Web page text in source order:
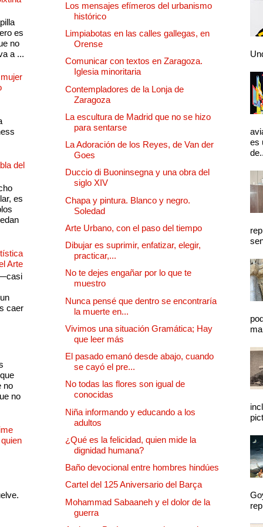
es
no
a ...
del
es
Arte
caer
no
no
Los mensajes efímeros del urbanismo
histórico
Limpiabotas en las calles gallegas, en
Orense
Comunicar con textos en Zaragoza.
Iglesia minoritaria
Contempladores de la Lonja de
Zaragoza
La escultura de Madrid que no se hizo
para sentarse
La Adoración de los Reyes, de Van der
Goes
Duccio di Buoninsegna y una obra del
siglo XIV
Chapa y pintura. Blanco y negro.
Soledad
Arte Urbano, con el paso del tiempo
Dibujar es suprimir, enfatizar, elegir,
practicar,...
No te dejes engañar por lo que te
muestro
Nunca pensé que dentro se encontraría
la muerte en...
Vivimos una situación Gramática; Hay
que leer más
El pasado emanó desde abajo, cuando
se cayó el pre...
No todas las flores son igual de
conocidas
Niña informando y educando a los
adultos
¿Qué es la felicidad, quien mide la
dignidad humana?
Baño devocional entre hombres hindúes
Cartel del 125 Aniversario del Barça
Mohammad Sabaaneh y el dolor de la
guerra
es